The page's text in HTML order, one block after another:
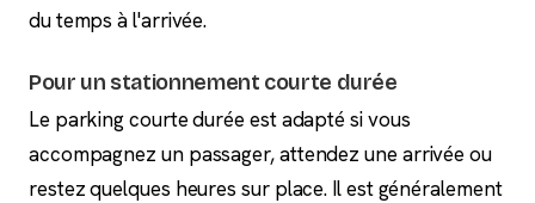
du temps à l'arrivée.
Pour un stationnement courte durée
Le parking courte durée est adapté si vous
accompagnez un passager, attendez une arrivée ou
restez quelques heures sur place. Il est généralement